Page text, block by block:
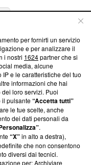
su Blasting
ci impegniamo a
nostra aderenza a
News non è
richiesto di farne
una verifica di
per fornirti un servizio
e per analizzare il
i nostri 1624partner che si
media, alcune
e le caratteristiche del tuo
informazioni che hai
loro servizi. Puoi
il pulsante“Accetta tutti”
le tue scelte, anche
dei dati personali da
.
“X”in alto a destra),
che non consentono
diversi dai tecnici.
per: Archiviare